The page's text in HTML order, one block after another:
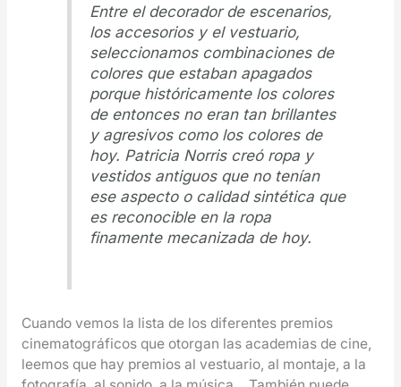
Entre el decorador de escenarios,
los accesorios y el vestuario,
seleccionamos combinaciones de
colores que estaban apagados
porque históricamente los colores
de entonces no eran tan brillantes
y agresivos como los colores de
hoy. Patricia Norris creó ropa y
vestidos antiguos que no tenían
ese aspecto o calidad sintética que
es reconocible en la ropa
finamente mecanizada de hoy.
Cuando vemos la lista de los diferentes premios
cinematográficos que otorgan las academias de cine,
leemos que hay premios al vestuario, al montaje, a la